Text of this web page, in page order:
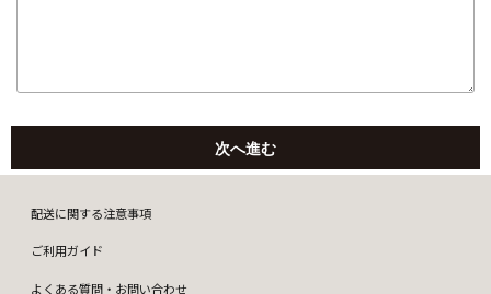
配送に関する注意事項
ご利用ガイド
よくある質問・お問い合わせ